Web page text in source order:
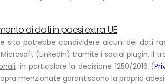
di dati in paesi extra UE
sito potrebbe condividere alcuni dei dati
(LinkedIn) tramite i social plugin. Il
, in particolare la decisione 1250/2016 (
menzionate garantiscono la propria